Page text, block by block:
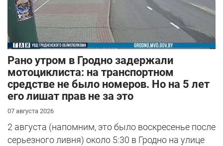
Рано утром в Гродно задержали
мотоциклиста: на транспортном
средстве не было номеров. Но на 5 лет
его лишат прав не за это
07 августа 2026
2 августа (напомним, это было воскресенье после
серьезного ливня) около 5:30 в Гродно на улице